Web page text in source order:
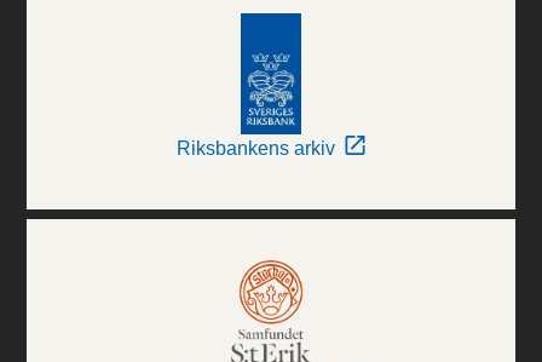
Riksbankens arkiv